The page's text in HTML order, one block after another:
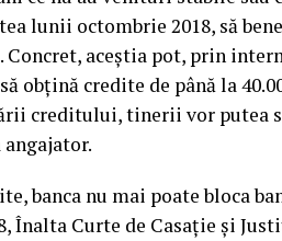
lunii octombrie 2018, să
Concret, aceştia pot, prin
obţină credite de până la
creditului, tinerii vor putea
banca nu mai poate bloca
Înalta Curte de Casaţie şi